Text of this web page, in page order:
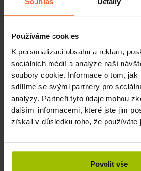
Souhlas Detaily
Používáme cookies
K personalizaci obsahu a reklam,
sociálních médií a analýze naší
soubory cookie. Informace o tom, jak
sdílíme se svými partnery pro
analýzy. Partneři tyto údaje mohou
dalšími informacemi, které jste jim
získali v důsledku toho, že používáte
Povolit vše
cestách apod. Díky knize Cvičení se
najdete cvik pro každou oblast těla. Se
Víte, že můžete sedět v kanceláři a
protahovat svá záda i krk? Pořiďte si
míča přesvědčte se o tom na vlastní
balančním míči přinutíte své tělo
stabilizační svaly hlavy a zad. Odsuňte
židli na pár hodin do kouta a seďte
Uvidíte, že vám vaše záda a krk
možnost sklopit opěrku, nastavit
opěráku.